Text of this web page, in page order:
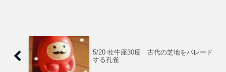
5/20 牡牛座30度 古代の芝地をパレード
する孔雀